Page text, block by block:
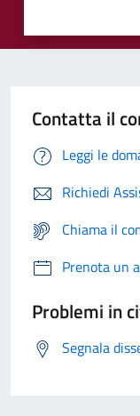
Contatta il
Leggi le
Richiedi
Chiama il
Prenota un
Problemi in
Segnala